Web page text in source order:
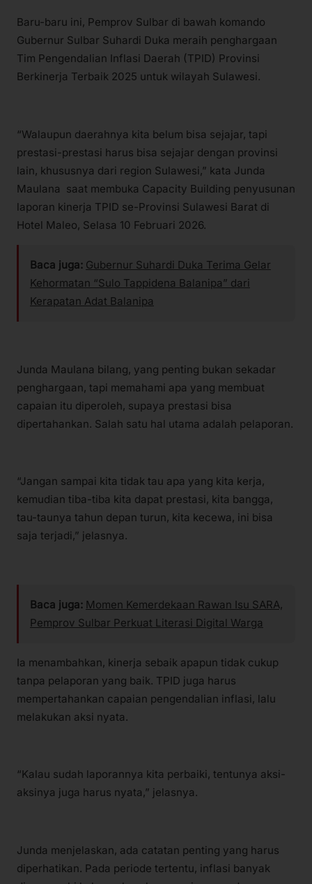
Baru-baru ini, Pemprov Sulbar di bawah komando
Gubernur Sulbar Suhardi Duka meraih penghargaan
Tim Pengendalian Inflasi Daerah (TPID) Provinsi
Berkinerja Terbaik 2025 untuk wilayah Sulawesi.
“Walaupun daerahnya kita belum bisa sejajar, tapi
prestasi-prestasi harus bisa sejajar dengan provinsi
lain, khususnya dari region Sulawesi,” kata Junda
Maulana saat membuka Capacity Building penyusunan
laporan kinerja TPID se-Provinsi Sulawesi Barat di
Hotel Maleo, Selasa 10 Februari 2026.
Baca juga: Gubernur Suhardi Duka Terima Gelar
Kehormatan “Sulo Tappidena Balanipa” dari
Kerapatan Adat Balanipa
Junda Maulana bilang, yang penting bukan sekadar
penghargaan, tapi memahami apa yang membuat
capaian itu diperoleh, supaya prestasi bisa
dipertahankan. Salah satu hal utama adalah pelaporan.
“Jangan sampai kita tidak tau apa yang kita kerja,
kemudian tiba-tiba kita dapat prestasi, kita bangga,
tau-taunya tahun depan turun, kita kecewa, ini bisa
saja terjadi,” jelasnya.
Baca juga: Momen Kemerdekaan Rawan Isu SARA,
Pemprov Sulbar Perkuat Literasi Digital Warga
Ia menambahkan, kinerja sebaik apapun tidak cukup
tanpa pelaporan yang baik. TPID juga harus
mempertahankan capaian pengendalian inflasi, lalu
melakukan aksi nyata.
“Kalau sudah laporannya kita perbaiki, tentunya aksi-
aksinya juga harus nyata,” jelasnya.
Junda menjelaskan, ada catatan penting yang harus
diperhatikan. Pada periode tertentu, inflasi banyak